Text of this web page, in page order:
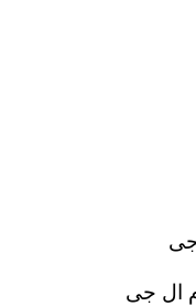
ال جی